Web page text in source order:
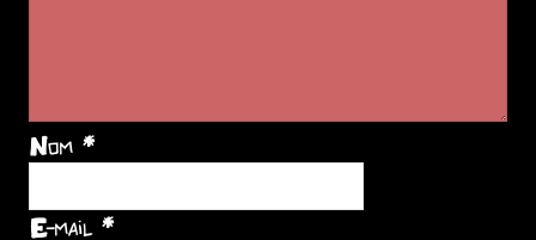
Nom *
E-mail *